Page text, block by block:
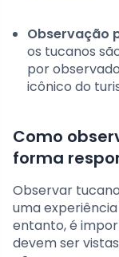
Observação
os tucanos
por
icônico do
Como
forma
Observar
uma
entanto, é
devem ser